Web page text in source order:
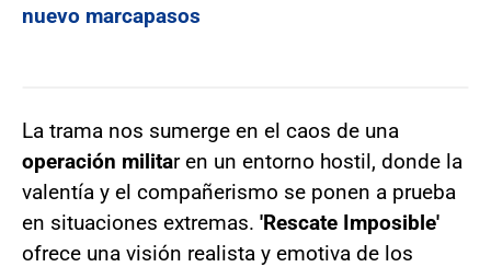
nuevo marcapasos
La trama nos sumerge en el caos de una
operación militar en un entorno hostil, donde la
valentía y el compañerismo se ponen a prueba
en situaciones extremas. 'Rescate Imposible'
ofrece una visión realista y emotiva de los